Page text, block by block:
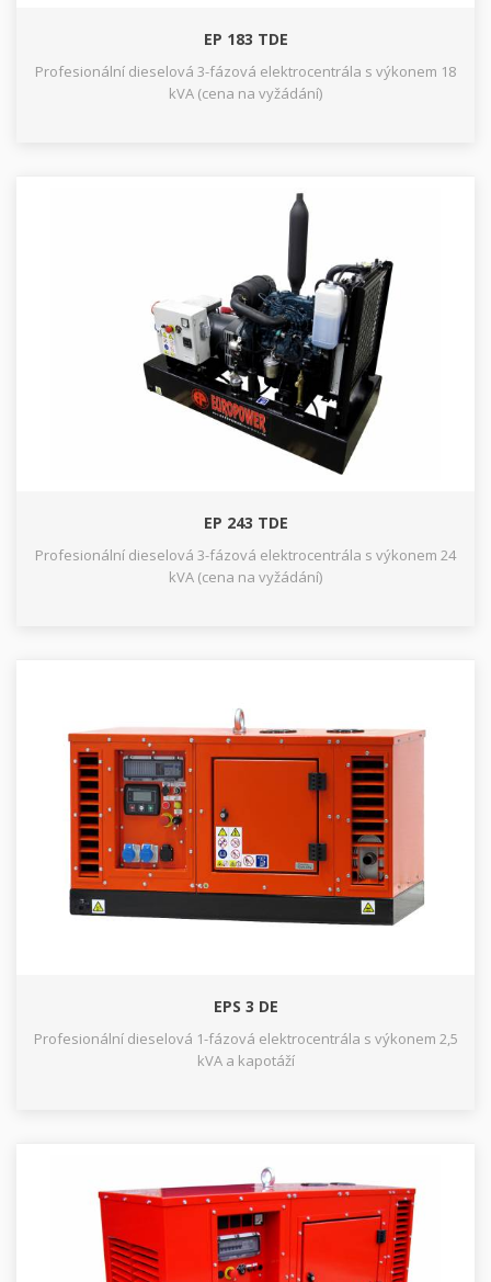
EP 183 TDE
Profesionální dieselová 3-fázová elektrocentrála s výkonem 18
kVA (cena na vyžádání)
EP 243 TDE
Profesionální dieselová 3-fázová elektrocentrála s výkonem 24
kVA (cena na vyžádání)
EPS 3 DE
Profesionální dieselová 1-fázová elektrocentrála s výkonem 2,5
kVA a kapotáží